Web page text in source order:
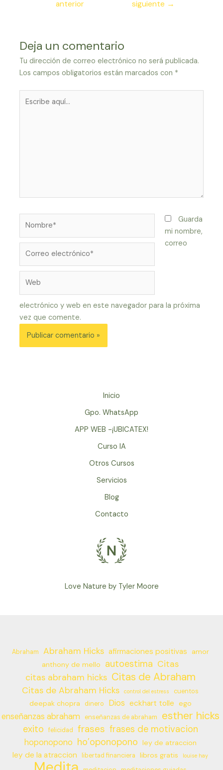
entradasanterior siguiente →
Deja un comentario
Tu dirección de correo electrónico no será publicada.
Los campos obligatorios están marcados con *
aquí...
Guarda
mi nombre,
correo
electrónico y web en este navegador para la próxima
vez que comente.
Inicio
Gpo. WhatsApp
APP WEB -¡UBICATEX!
Curso IA
Otros Cursos
Servicios
Blog
Contacto
Love Nature by Tyler Moore
Abraham Abraham Hicks afirmaciones positivas
amor
anthony de mello
autoestima Citas
citas abraham hicks Citas de Abraham
Citas de Abraham Hicks control del estress cuentos
deepak chopra dinero Dios eckhart tolle ego
enseñanzas abraham enseñanzas de abraham esther hicks
exito felicidad frases frases de motivacion
hoponopono ho’oponopono ley de atraccion
ley de la atraccion libertad financiera libros gratis louise hay